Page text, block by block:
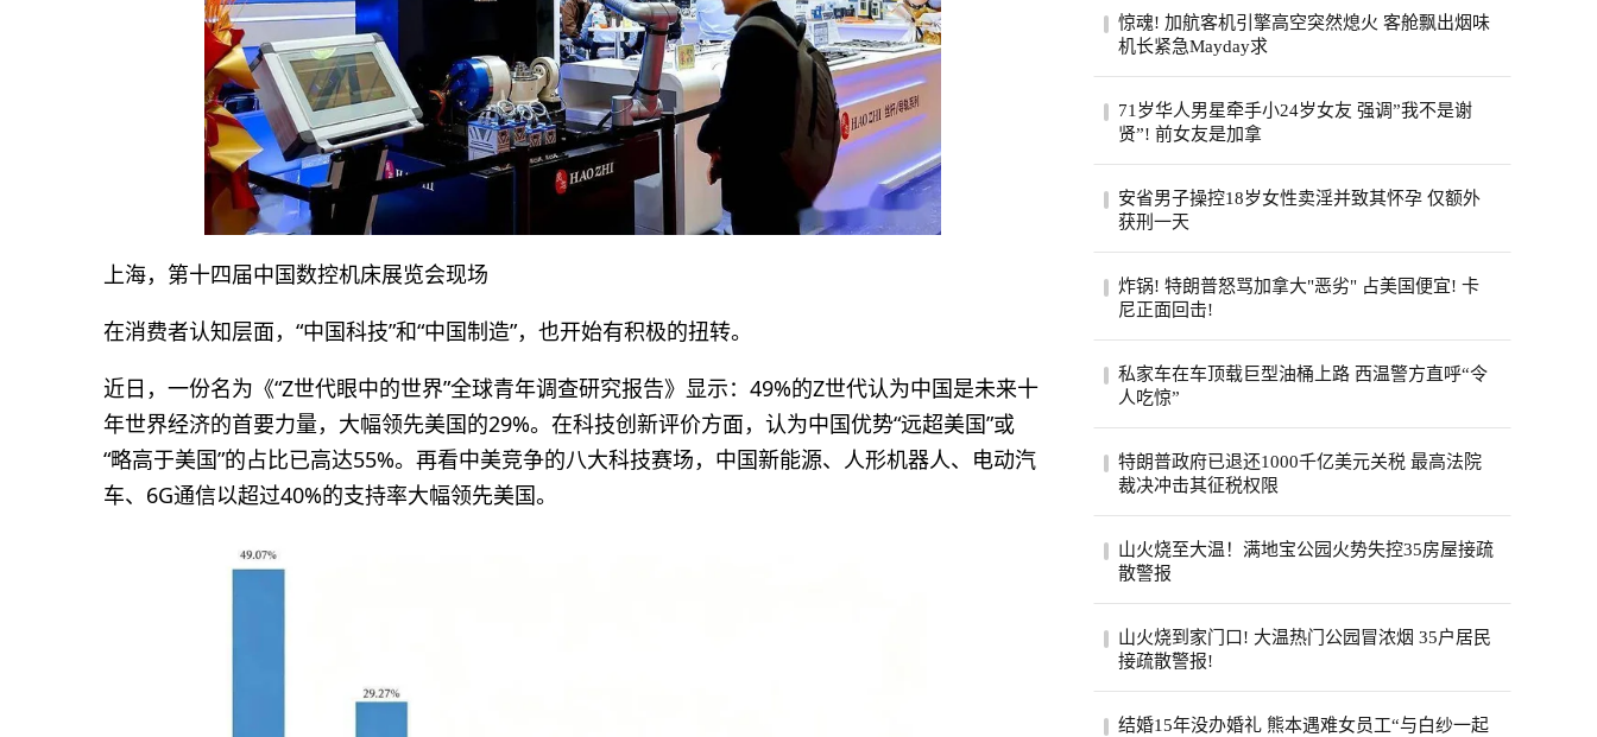
上海，第十四届中国数控机床展览会现场
在消费者认知层面，“中国科技”和“中国制造”，也开始有积极的扭转。
近日，一份名为《“Z世代眼中的世界”全球青年调查研究报告》显示：49%的Z世代认为中国是未来十
年世界经济的首要力量，大幅领先美国的29%。在科技创新评价方面，认为中国优势“远超美国”或
“略高于美国”的占比已高达55%。再看中美竞争的八大科技赛场，中国新能源、人形机器人、电动汽
车、6G通信以超过40%的支持率大幅领先美国。
惊魂! 加航客机引擎高空突然熄火 客舱飘出烟味
机长紧急Mayday求
就要抵达目的地，机舱里却突然冒出烟味，
一号...
71岁华人男星牵手小24岁女友 强调”我不是谢
贤”! 前女友是加拿
顺手官宣了女友。女友陈苡㛤（童芯），比
安省男子操控18岁女性卖淫并致其怀孕 仅额外
获刑一天
卖淫并致其怀孕，被判处已羁押时间之外仅
炸锅! 特朗普怒骂加拿大"恶劣" 占美国便宜! 卡
尼正面回击!
将继续捍卫本国利益，同一天加美贸易官员
私家车在车顶载巨型油桶上路 西温警方直呼“令
人吃惊”
期间进行的一次罕见的交通拦截。西温警局
在社...
特朗普政府已退还1000千亿美元关税 最高法院
裁决冲击其征税权限
据国际紧急经济权力法所征税款的六成。最
山火烧至大温！满地宝公园火势失控35房屋接疏
散警报
发生山火，当局下午稍晚更新消息，称已有
山火烧到家门口! 大温热门公园冒浓烟 35户居民
接疏散警报!
火，安莫尔村35处房产接疏散警报。高压电
结婚15年没办婚礼 熊本遇难女员工“与白纱一起